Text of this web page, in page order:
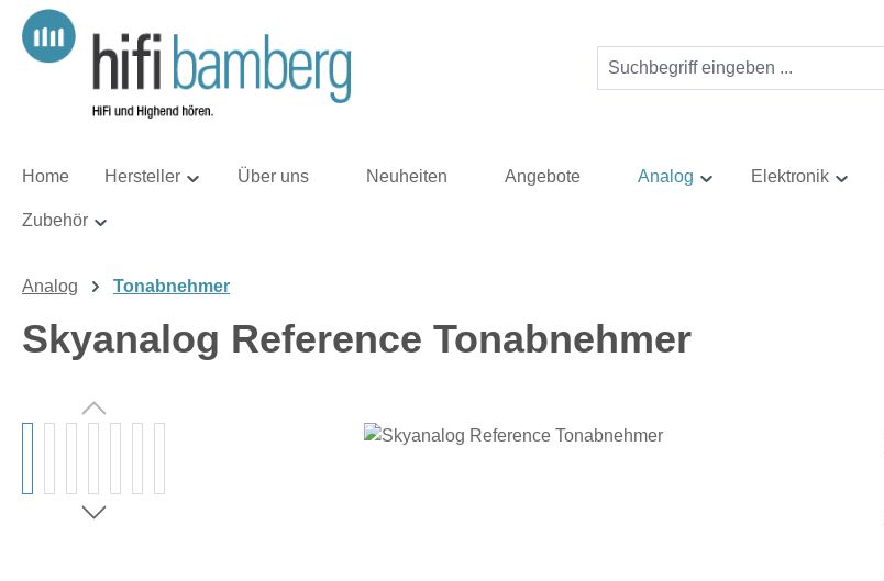
Hauptinhalt springen
Zur Suche springen
Zur Hauptnavigation springen
Home Hersteller Über uns Neuheiten Angebote Analog Elektronik
Zubehör
Analog Tonabnehmer
Skyanalog Reference Tonabnehmer